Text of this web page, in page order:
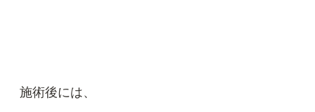
施術後には、